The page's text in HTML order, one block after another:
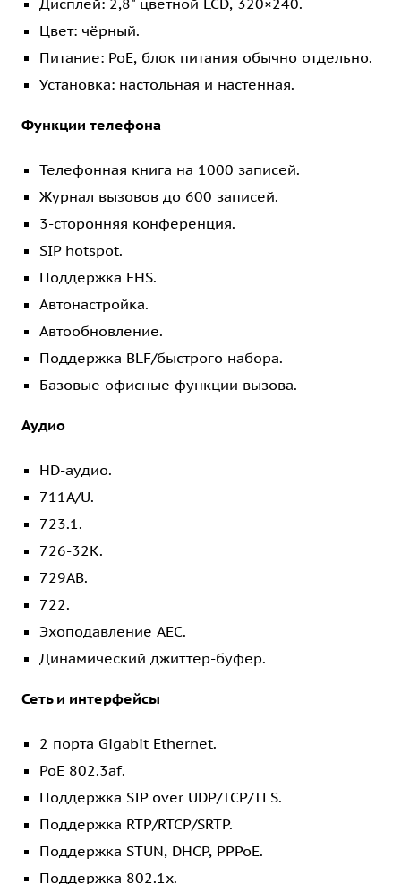
Дисплей: 2,8" цветной LCD, 320×240.
Цвет: чёрный.
Питание: PoE, блок питания обычно отдельно.
Установка: настольная и настенная.
Функции телефона
Телефонная книга на 1000 записей.
Журнал вызовов до 600 записей.
3-сторонняя конференция.
SIP hotspot.
Поддержка EHS.
Автонастройка.
Автообновление.
Поддержка BLF/быстрого набора.
Базовые офисные функции вызова.
Аудио
HD-аудио.
711A/U.
723.1.
726-32K.
729AB.
722.
Эхоподавление AEC.
Динамический джиттер-буфер.
Сеть и интерфейсы
2 порта Gigabit Ethernet.
PoE 802.3af.
Поддержка SIP over UDP/TCP/TLS.
Поддержка RTP/RTCP/SRTP.
Поддержка STUN, DHCP, PPPoE.
Поддержка 802.1x.